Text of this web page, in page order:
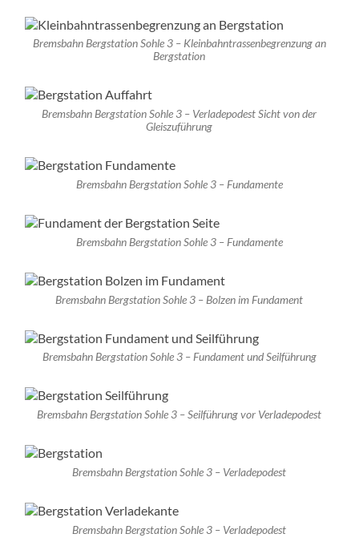
Bremsbahn Bergstation Sohle 3 – Kleinbahntrassenbegrenzung an
Bergstation
Bremsbahn Bergstation Sohle 3 – Verladepodest Sicht von der
Gleiszuführung
Bremsbahn Bergstation Sohle 3 – Fundamente
Bremsbahn Bergstation Sohle 3 – Fundamente
Bremsbahn Bergstation Sohle 3 – Bolzen im Fundament
Bremsbahn Bergstation Sohle 3 – Fundament und Seilführung
Bremsbahn Bergstation Sohle 3 – Seilführung vor Verladepodest
Bremsbahn Bergstation Sohle 3 – Verladepodest
Bremsbahn Bergstation Sohle 3 – Verladepodest